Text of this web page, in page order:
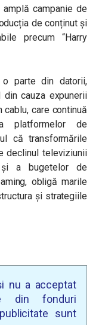
campanie de
de conținut și
precum “Harry
parte din datorii,
cauza expunerii
care continuă
platformelor de
că transformările
declinul televiziunii
a bugetelor de
obligă marile
și strategiile
nu a acceptat
din fonduri
sunt